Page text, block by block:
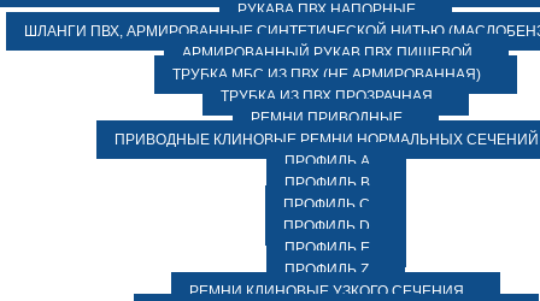
РУКАВА ПВХ НАПОРНЫЕ
ШЛАНГИ ПВХ, АРМИРОВАННЫЕ СИНТЕТИЧЕСКОЙ НИТЬЮ
АРМИРОВАННЫЙ РУКАВ ПВХ ПИЩЕВОЙ
ТРУБКА МБС ИЗ ПВХ (НЕ АРМИРОВАННАЯ)
ТРУБКА ИЗ ПВХ ПРОЗРАЧНАЯ
РЕМНИ ПРИВОДНЫЕ
ПРИВОДНЫЕ КЛИНОВЫЕ РЕМНИ НОРМАЛЬНЫХ СЕЧЕНИЙ
ПРОФИЛЬ A
ПРОФИЛЬ B
ПРОФИЛЬ C
ПРОФИЛЬ D
ПРОФИЛЬ E
ПРОФИЛЬ Z
РЕМНИ КЛИНОВЫЕ УЗКОГО СЕЧЕНИЯ